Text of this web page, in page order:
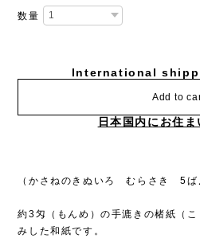
数量
International
Add to
日本国内にお住
（かさねのきぬいろ むらさき 5ば
約3匁（もんめ）の手漉きの楮紙（
みした和紙です。